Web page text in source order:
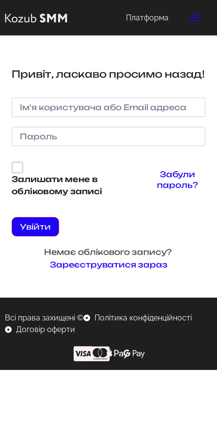
Платформа
Привіт, ласкаво просимо назад!
Залишати мене в
обліковому записі
Забули
пароль?
Увійти
Немає облікового запису?
Зареєструватися зараз
Всі права захищені ©
Політика конфіденційності
Договір оферти